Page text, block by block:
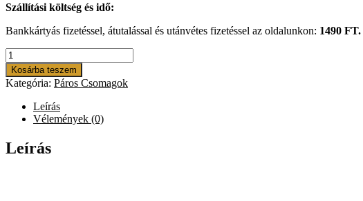
Szállítási költség és idő:
Bankkártyás fizetéssel, átutalással és utánvétes fizetéssel az oldalunkon: 1490 FT.
BreathtakingSmile
Páros
Fogfehérítő
Szett
Alkalomra
mennyiség
Kosárba teszem
Kategória: Páros Csomagok
Leírás
Vélemények (0)
Leírás